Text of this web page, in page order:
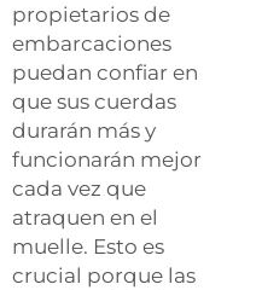
propietarios de
embarcaciones
puedan confiar en
que sus cuerdas
durarán más y
funcionarán mejor
cada vez que
atraquen en el
muelle. Esto es
crucial porque las